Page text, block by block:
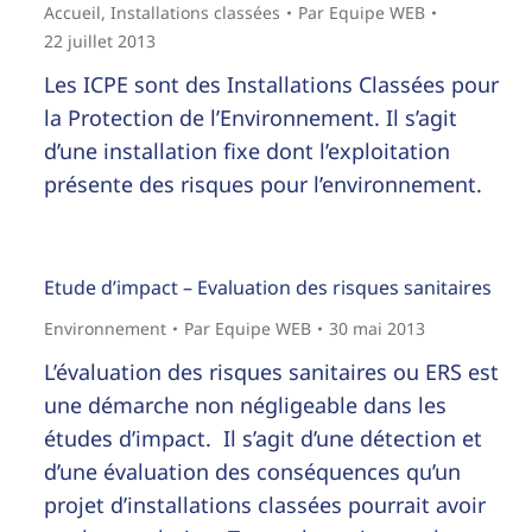
Accueil, Installations classées Par Equipe WEB
22 juillet 2013
Les ICPE sont des Installations Classées pour
la Protection de l’Environnement. Il s’agit
d’une installation fixe dont l’exploitation
présente des risques pour l’environnement.
Etude d’impact – Evaluation des risques sanitaires
Environnement Par Equipe WEB 30 mai 2013
L’évaluation des risques sanitaires ou ERS est
une démarche non négligeable dans les
études d’impact. Il s’agit d’une détection et
d’une évaluation des conséquences qu’un
projet d’installations classées pourrait avoir